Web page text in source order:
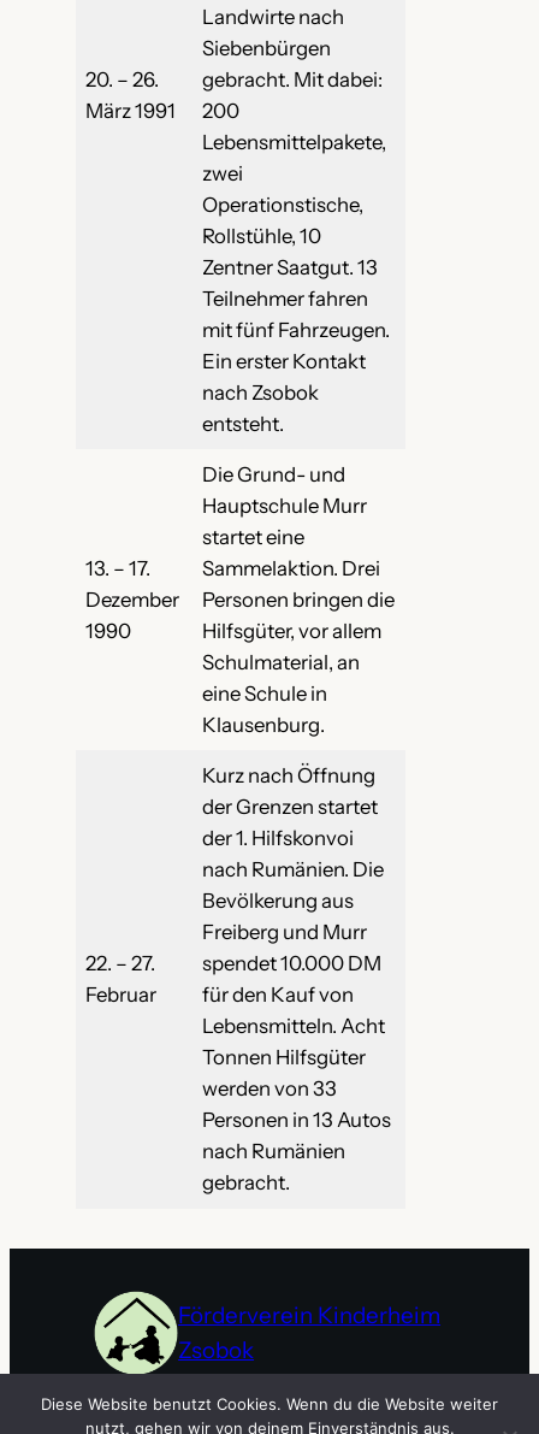
20. – 26.
März 1991
Landwirte nach
Siebenbürgen
gebracht. Mit dabei:
200
Lebensmittelpakete,
zwei
Operationstische,
Rollstühle, 10
Zentner Saatgut. 13
Teilnehmer fahren
mit fünf Fahrzeugen.
Ein erster Kontakt
nach Zsobok
entsteht.
13. – 17.
Dezember
1990
Die Grund- und
Hauptschule Murr
startet eine
Sammelaktion. Drei
Personen bringen die
Hilfsgüter, vor allem
Schulmaterial, an
eine Schule in
Klausenburg.
22. – 27.
Februar
Kurz nach Öffnung
der Grenzen startet
der 1. Hilfskonvoi
nach Rumänien. Die
Bevölkerung aus
Freiberg und Murr
spendet 10.000 DM
für den Kauf von
Lebensmitteln. Acht
Tonnen Hilfsgüter
werden von 33
Personen in 13 Autos
nach Rumänien
gebracht.
Förderverein Kinderheim
Zsobok
StartseiteBlogKleiderannahmeKontaktVerein
Diese Website benutzt Cookies. Wenn du die Website weiter
nutzt, gehen wir von deinem Einverständnis aus.